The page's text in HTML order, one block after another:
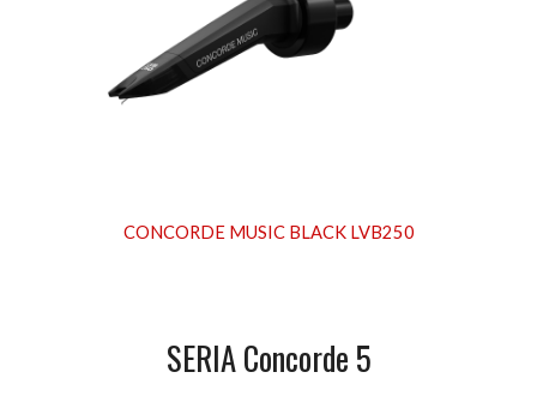
CONCORDE MUSIC BLACK LVB250
SERIA Concorde 5